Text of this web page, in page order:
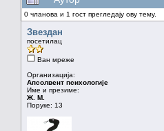
0 чланова и 1 гост прегледају ову тему.
Звездан
посетилац
Ван мреже
Организација:
Апсолвент психологије
Име и презиме:
Ж. М.
Поруке: 13